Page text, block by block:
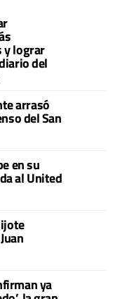
y lograr
del
arrasó
del San
en su
al United
ya